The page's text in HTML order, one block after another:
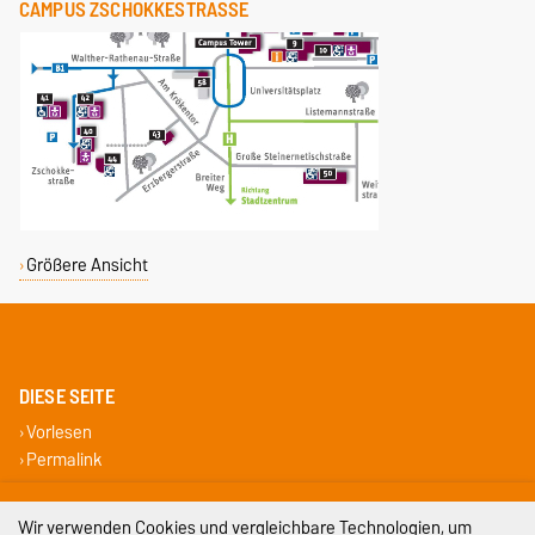
CAMPUS ZSCHOKKESTRASSE
Größere Ansicht
DIESE SEITE
Vorlesen
Permalink
Impressum
Wir verwenden Cookies und vergleichbare Technologien, um